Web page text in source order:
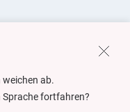
weichen ab.
Sprache fortfahren?